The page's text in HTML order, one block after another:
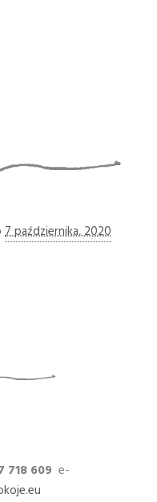
7 października, 2020
718 609 e-